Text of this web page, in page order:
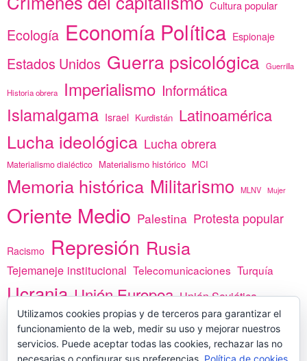
Cultura popular
Ecología Economía Política Espionaje
Estados Unidos Guerra psicológica Guerrilla
Historia obrera Imperialismo Informática
Islamalgama Israel Kurdistán Latinoamérica
Lucha ideológica Lucha obrera
Materialismo dialéctico Materialismo histórico MCI
Memoria histórica Militarismo MLNV Mujer
Oriente Medio Palestina Protesta popular
Racismo Represión Rusia
Tejemaneje institucional Telecomunicaciones Turquía
Ucrania Unión Europea Unión Soviética
vacunas Yemen África
Utilizamos cookies propias y de terceros para garantizar el
funcionamiento de la web, medir su uso y mejorar nuestros
servicios. Puede aceptar todas las cookies, rechazar las no
necesarias o configurar sus preferencias. Política de cookies